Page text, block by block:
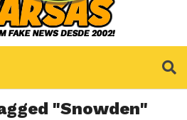
"Snowden"